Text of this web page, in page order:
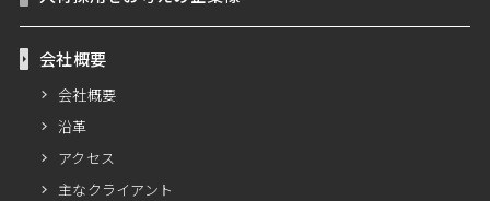
会社概要
会社概要
沿革
アクセス
主なクライアント